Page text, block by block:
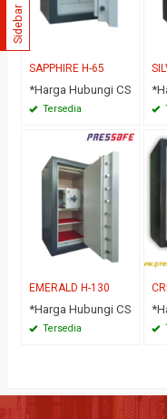
SAPPHIRE H-65
*Harga Hubungi CS
Tersedia
EMERALD H-130
*Harga Hubungi CS
Tersedia
Sidebar